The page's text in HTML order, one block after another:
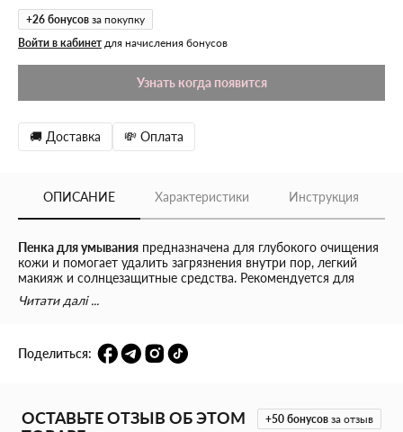
+26 бонусов за покупку
Войти в кабинет для начисления бонусов
Узнать когда появится
🚚 Доставка 💸 Оплата
ОПИСАНИЕ Характеристики Инструкция
Пенка для умывания предназначена для глубокого очищения
кожи и помогает удалить загрязнения внутри пор, легкий
макияж и солнцезащитные средства. Рекомендуется для
кожи с повышенной себопродукцией и расширенными
порами.
Плотная пенка на основе поверхностно-активных веществ,
полученных из кокосовых орехов, тщательно очищает лицо
повышения очищающих свойств, поэтому последующее
Читати далі ...
Поделиться:
+50 бонусов за отзыв
ОСТАВЬТЕ ОТЗЫВ ОБ ЭТОМ